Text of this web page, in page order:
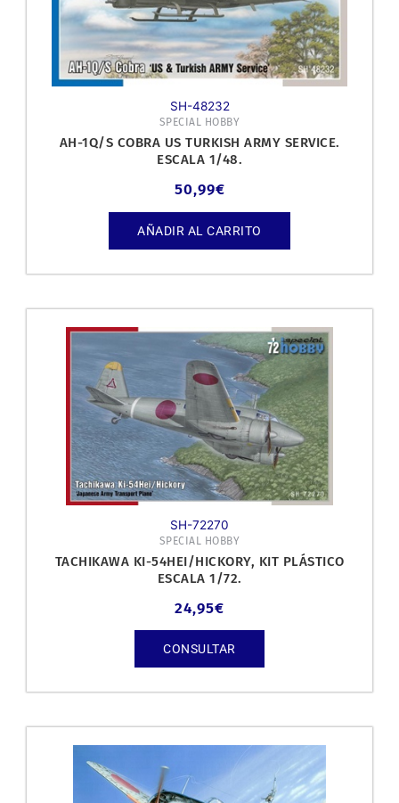
SH-48232
SPECIAL HOBBY
AH-1Q/S COBRA US TURKISH ARMY SERVICE.
ESCALA 1/48.
50,99€
AÑADIR AL CARRITO
SH-72270
SPECIAL HOBBY
TACHIKAWA KI-54HEI/HICKORY, KIT PLÁSTICO
ESCALA 1/72.
24,95€
CONSULTAR